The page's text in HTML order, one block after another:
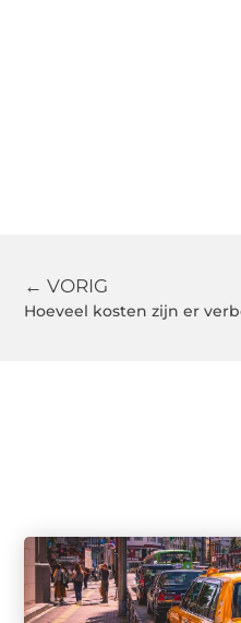
← VORIG
Hoeveel kosten zijn er